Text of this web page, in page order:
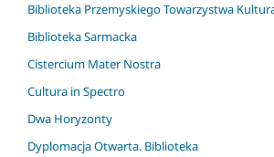
Biblioteka Przemyskiego Towarzystwa
Biblioteka Sarmacka
Cistercium Mater Nostra
Cultura in Spectro
Dwa Horyzonty
Dyplomacja Otwarta. Biblioteka